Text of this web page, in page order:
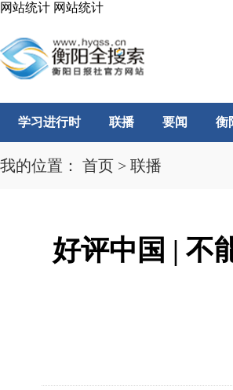
网站统计 网站统计
学习进行时 联播 要闻 衡
我的位置： 首页 > 联播
好评中国 | 不